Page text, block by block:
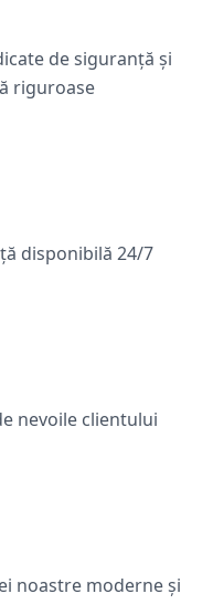
de siguranță și
riguroase
disponibilă 24/7
nevoile clientului
noastre moderne și